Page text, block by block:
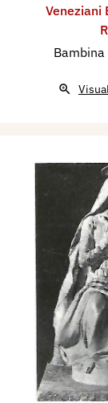
Veneziani